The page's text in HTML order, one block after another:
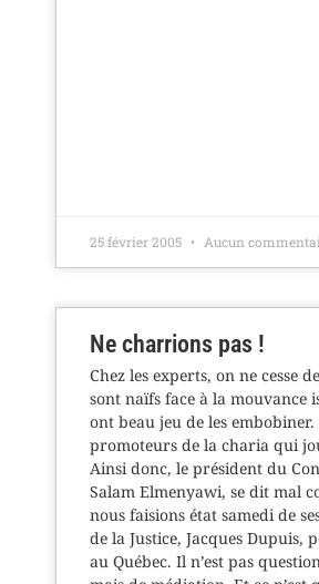
25 février 2005 Aucun
Ne charrions pas !
Chez les experts, on ne cesse
sont naïfs face à la mouvance
ont beau jeu de les
promoteurs de la charia qui
Ainsi donc, le président du
Salam Elmenyawi, se dit mal
nous faisions état samedi de
de la Justice, Jacques Dupuis,
au Québec. Il n’est pas